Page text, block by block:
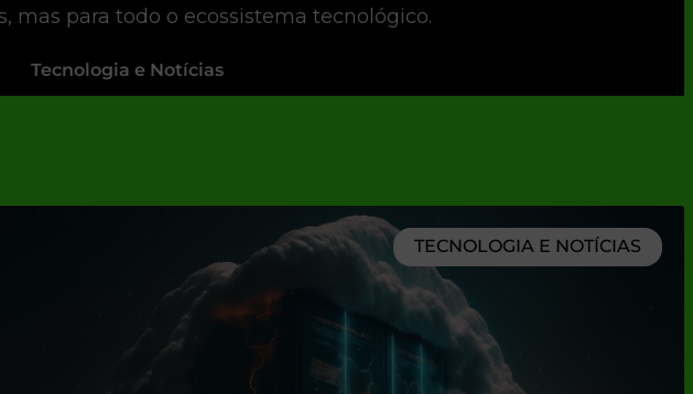
mas para todo o ecossistema tecnológico.
Tecnologia e Notícias
TECNOLOGIA E NOTÍCIAS